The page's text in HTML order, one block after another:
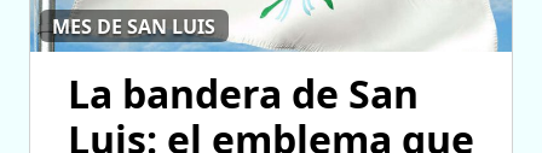
MES DE SAN LUIS
La bandera de San
Luis: el emblema que